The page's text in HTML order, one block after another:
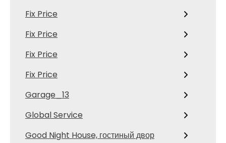
Fix Price
Fix Price
Fix Price
Fix Price
Garage_13
Global Service
Good Night House, гостиный двор